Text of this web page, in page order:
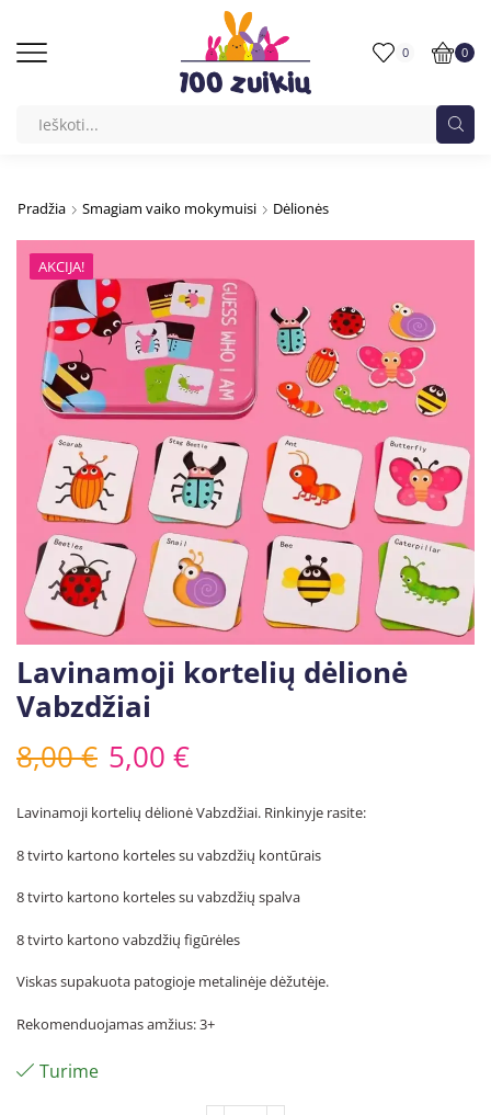
0 0
Pradžia Smagiam vaiko mokymuisi Dėlionės
AKCIJA!
Lavinamoji kortelių dėlionė
Vabzdžiai
8,00€ 5,00 €
Lavinamoji kortelių dėlionė Vabzdžiai. Rinkinyje rasite:
8 tvirto kartono korteles su vabzdžių kontūrais
8 tvirto kartono korteles su vabzdžių spalva
8 tvirto kartono vabzdžių figūrėles
Viskas supakuota patogioje metalinėje dėžutėje.
Rekomenduojamas amžius: 3+
Turime